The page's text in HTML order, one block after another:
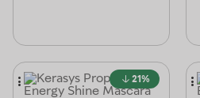
21%